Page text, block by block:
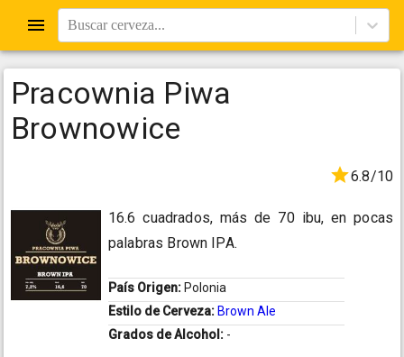
Buscar cerveza...
Pracownia Piwa
Brownowice
6.8/10
16.6 cuadrados, más de 70 ibu, en pocas
palabras Brown IPA.
País Origen: Polonia
Estilo de Cerveza: Brown Ale
Grados de Alcohol: -